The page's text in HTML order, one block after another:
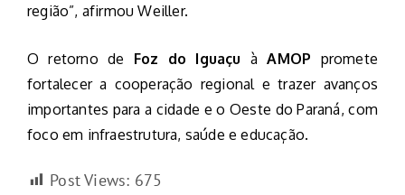
região”, afirmou Weiller.
O retorno de Foz do Iguaçu àAMOP promete
fortalecer a cooperação regional e trazer avanços
importantes para a cidade e o Oeste do Paraná, com
foco em infraestrutura, saúde e educação.
Post Views: 675